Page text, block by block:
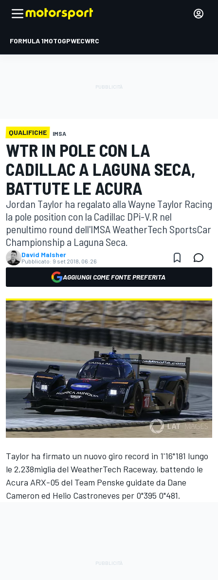
FORMULA 1MOTOGPWECWRC
QUALIFICHE IMSA
WTR IN POLE CON LA
CADILLAC A LAGUNA SECA,
BATTUTE LE ACURA
Jordan Taylor ha regalato alla Wayne Taylor Racing
la pole position con la Cadillac DPi-V.R nel
penultimo round dell'IMSA WeatherTech SportsCar
Championship a Laguna Seca.
David Malsher
Pubblicato: 9 set 2018, 06:26
AGGIUNGI COME FONTE PREFERITA
Taylor ha firmato un nuovo giro record in 1'16"181 lungo
le 2,238miglia del WeatherTech Raceway, battendo le
Acura ARX-05 del Team Penske guidate da Dane
Cameron ed Helio Castroneves per 0"395 0"481.